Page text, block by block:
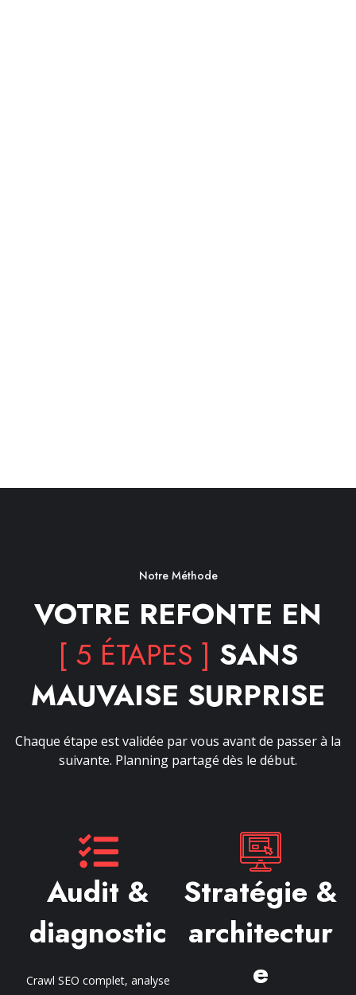
Notre Méthode
VOTRE REFONTE EN
[ 5 ÉTAPES ] SANS
MAUVAISE SURPRISE
Chaque étape est validée par vous avant de passer à la
suivante. Planning partagé dès le début.
Audit &
diagnostic
Crawl SEO complet, analyse
Stratégie &
architectur
e